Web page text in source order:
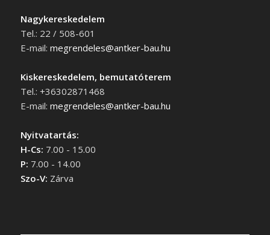
Nagykereskedelem
Tel.: 22 / 508-601
E-mail: megrendeles@antker-bau.hu
Kiskereskedelem, bemutatóterem
Tel.: +36302871468
E-mail: megrendeles@antker-bau.hu
Nyitvatartás:
H-Cs: 7.00 - 15.00
P: 7.00 - 14.00
Szo-V: Zárva